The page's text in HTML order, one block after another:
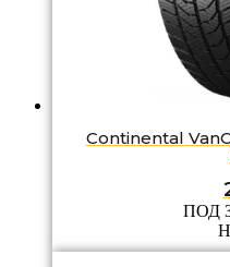
Continental
ПОД